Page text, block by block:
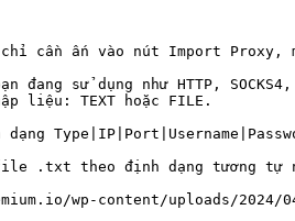
cần ấn vào nút Import Proxy,
sử dụng như HTTP, SOCKS4,
liệu: TEXT hoặc FILE.
file .txt theo định dạng tương tự
wp-content/uploads/